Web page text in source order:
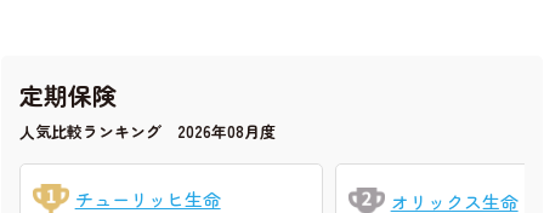
定期保険
人気比較ランキング 2026年08月度
チューリッヒ生命 オリックス生命